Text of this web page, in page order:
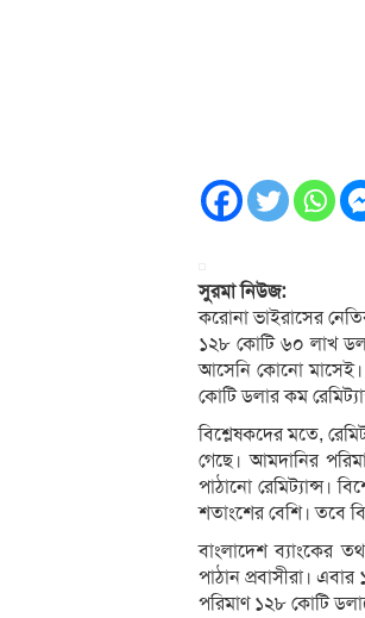
সুরমা নিউজ:
করোনা ভাইরাসের
১২৮ কোটি ৬০ লাখ
আসেনি কোনো মাসেই।
কোটি ডলার কম
বিশ্লেষকদের মতে,
গেছে। আমদানির
পাঠানো রেমিট্যান্স।
শতাংশের বেশি। তবে
বাংলাদেশ ব্যাংকের
পাঠান প্রবাসীরা।
পরিমাণ ১২৮ কোটি